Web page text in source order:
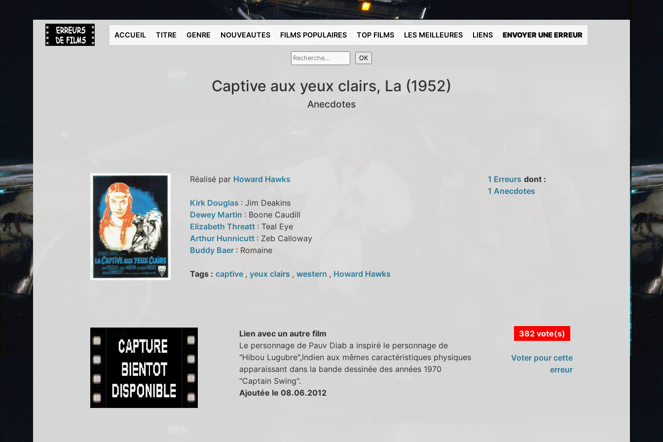
ACCUEIL TITRE GENRE NOUVEAUTES FILMS POPULAIRES TOP FILMS LES MEILLEURES LIENS ENVOYER UNE ERREUR
Captive aux yeux clairs, La (1952)
Anecdotes
Réalisé par Howard Hawks
Kirk Douglas : Jim Deakins
Dewey Martin : Boone Caudill
Elizabeth Threatt : Teal Eye
Arthur Hunnicutt : Zeb Calloway
Buddy Baer : Romaine
Tags : captive , yeux clairs , western , Howard Hawks
1 Erreurs dont :
1 Anecdotes
Lien avec un autre film
Le personnage de Pauv Diab a inspiré le personnage de
"Hibou Lugubre",Indien aux mêmes caractéristiques physiques
apparaissant dans la bande dessinée des années 1970
"Captain Swing".
Ajoutée le 08.06.2012
382 vote(s)
Voter pour cette
erreur